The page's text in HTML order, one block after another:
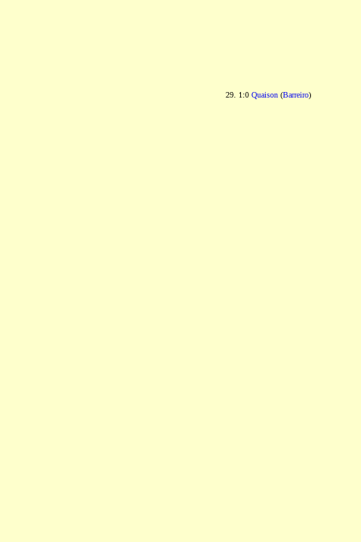
29. 1:0 Quaison(Barreiro)